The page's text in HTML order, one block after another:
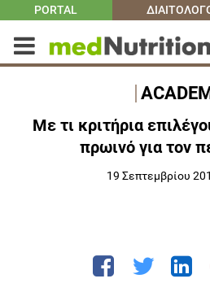
PORTAL
Με τι κριτήρια
πρωινό για τον
19 Σεπτεμβρίου